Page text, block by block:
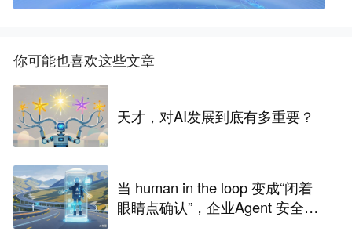
你可能也喜欢这些文章
天才，对AI发展到底有多重要？
当 human in the loop 变成“闭着
眼睛点确认”，企业Agent 安全还